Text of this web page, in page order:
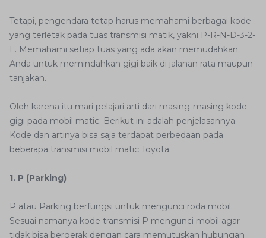
Tetapi, pengendara tetap harus memahami berbagai kode
yang terletak pada tuas transmisi matik, yakni P-R-N-D-3-2-
L. Memahami setiap tuas yang ada akan memudahkan
Anda untuk memindahkan gigi baik di jalanan rata maupun
tanjakan.
Oleh karena itu mari pelajari arti dari masing-masing kode
gigi pada mobil matic. Berikut ini adalah penjelasannya.
Kode dan artinya bisa saja terdapat perbedaan pada
beberapa transmisi mobil matic Toyota.
1. P (Parking)
P atau Parking berfungsi untuk mengunci roda mobil.
Sesuai namanya kode transmisi P mengunci mobil agar
tidak bisa bergerak dengan cara memutuskan hubungan